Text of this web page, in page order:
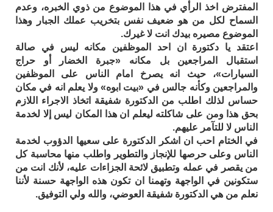
المفترض اخذ الرأي في هذا الموضوع من ذوي الخبره، وعدم
السماح لكل من هو ضعيف نفس بتخريب عملك الجبار وهذا
الموضوع مصيره بيدك انت لا غيرك.
اعتقد يا دكتورة ان احد الموظفين مكانه ليس في صالة
استقبال المراجعين بل مكانه «جبرة الخضار أو حراج
السيارات»، حيث انه يصرخ امام الناس على الموظفين
والمراجعين وكأنه جالس في «بيت ابوه» ولا يعلم انه في مكان
حساس لذلك اطلب من الدكتورة شفيقة اتخاذ الاجراء اللازم
بحق هذا ومن على شاكلته ليعلم ان هذا المكان ليس إلا لخدمة
الناس لا للتآمر عليهم.
في الختام احب ان اشكر الدكتورة على سعيها الدؤوب لخدمة
الناس وعلى حرصها للإنجاز والتطوير واطلب منها محاسبة كل
من يقصر في عمله وتطبيق لائحة الجزاءات عليه، لأنك انت من
ستكونين في الواجهة وتهمنا ان تكون هذه الواجهة حسنة لأننا
نعلم من هي الدكتورة شفيقة العوضي، والله ولي التوفيق.